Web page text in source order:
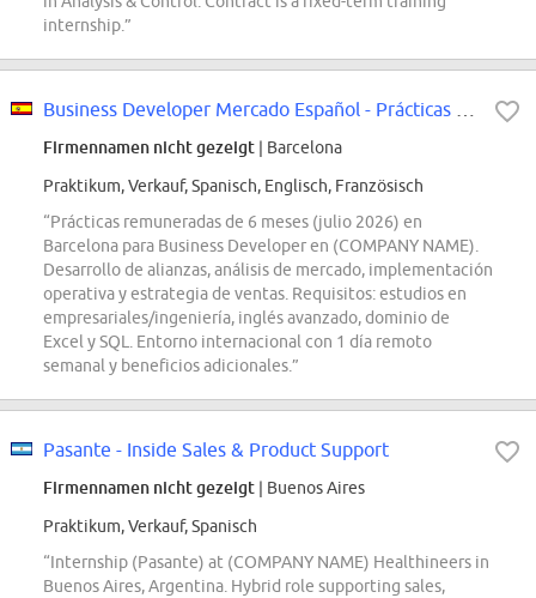
internship.”
Firmennamen nicht gezeigt | Barcelona
Praktikum, Verkauf, Spanisch, Englisch, Französisch
“Prácticas remuneradas de 6 meses (julio 2026) en
Barcelona para Business Developer en (COMPANY NAME).
Desarrollo de alianzas, análisis de mercado, implementación
operativa y estrategia de ventas. Requisitos: estudios en
empresariales/ingeniería, inglés avanzado, dominio de
Excel y SQL. Entorno internacional con 1 día remoto
semanal y beneficios adicionales.”
Pasante - Inside Sales & Product Support
Firmennamen nicht gezeigt | Buenos Aires
Praktikum, Verkauf, Spanisch
“Internship (Pasante) at (COMPANY NAME) Healthineers in
Buenos Aires, Argentina. Hybrid role supporting sales,